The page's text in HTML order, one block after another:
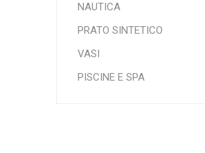
NAUTICA
PRATO SINTETICO
VASI
PISCINE E SPA